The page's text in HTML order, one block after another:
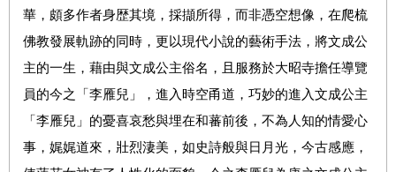
華，頗多作者身歴其境，採擷所得，而非憑空想像，在爬梳
佛教發展軌跡的同時，更以現代小說的藝術手法，將文成公
主的一生，藉由與文成公主俗名，且服務於大昭寺擔任導覽
員的今之「李雁兒」，進入時空甬道，巧妙的進入文成公主
「李雁兒」的憂喜哀愁與埋在和蕃前後，不為人知的情愛心
事，娓娓道來，壯烈淒美，如史詩般與日月光，今古感應，